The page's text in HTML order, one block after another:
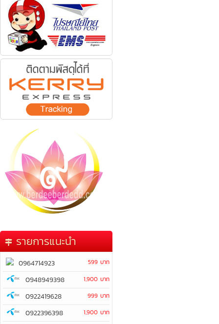
รายการแนะนำ
0964714923 599 บาท
0948949398 1,900 บาท
0922419628 999 บาท
0922396398 1,900 บาท